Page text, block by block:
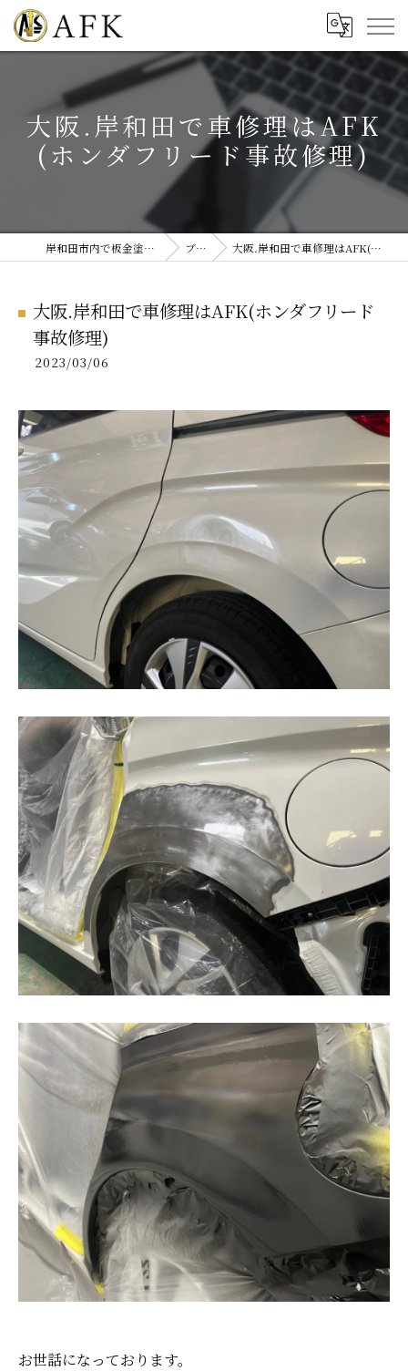
大阪.岸和田で車修理はAFK
(ホンダフリード事故修理)
岸和田市内で板金塗装・修理ならAFK ブログ 大阪.岸和田で車修理はAFK(ホンダフリード事故修理)
大阪.岸和田で車修理はAFK(ホンダフリード
事故修理)
2023/03/06
お世話になっております。